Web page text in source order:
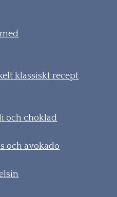
klassiskt recept
och choklad
och avokado